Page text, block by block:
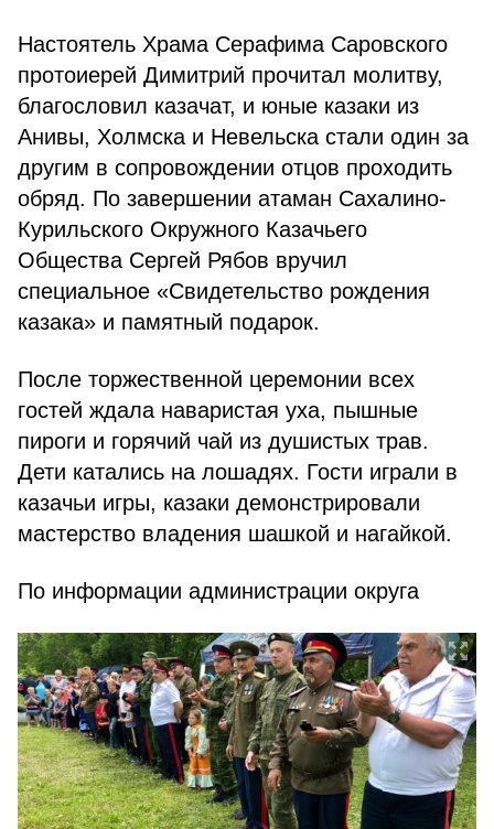
Настоятель Храма Серафима Саровского
протоиерей Димитрий прочитал молитву,
благословил казачат, и юные казаки из
Анивы, Холмска и Невельска стали один за
другим в сопровождении отцов проходить
обряд. По завершении атаман Сахалино-
Курильского Окружного Казачьего
Общества Сергей Рябов вручил
специальное «Свидетельство рождения
казака» и памятный подарок.
После торжественной церемонии всех
гостей ждала наваристая уха, пышные
пироги и горячий чай из душистых трав.
Дети катались на лошадях. Гости играли в
казачьи игры, казаки демонстрировали
мастерство владения шашкой и нагайкой.
По информации администрации округа